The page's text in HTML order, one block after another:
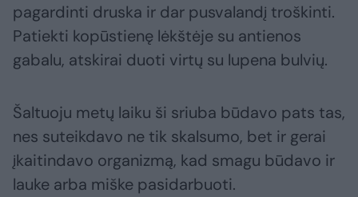
pagardinti druska ir dar pusvalandį troškinti.
Patiekti kopūstienę lėkštėje su antienos
gabalu, atskirai duoti virtų su lupena bulvių.
Šaltuoju metų laiku ši sriuba būdavo pats tas,
nes suteikdavo ne tik skalsumo, bet ir gerai
įkaitindavo organizmą, kad smagu būdavo ir
lauke arba miške pasidarbuoti.